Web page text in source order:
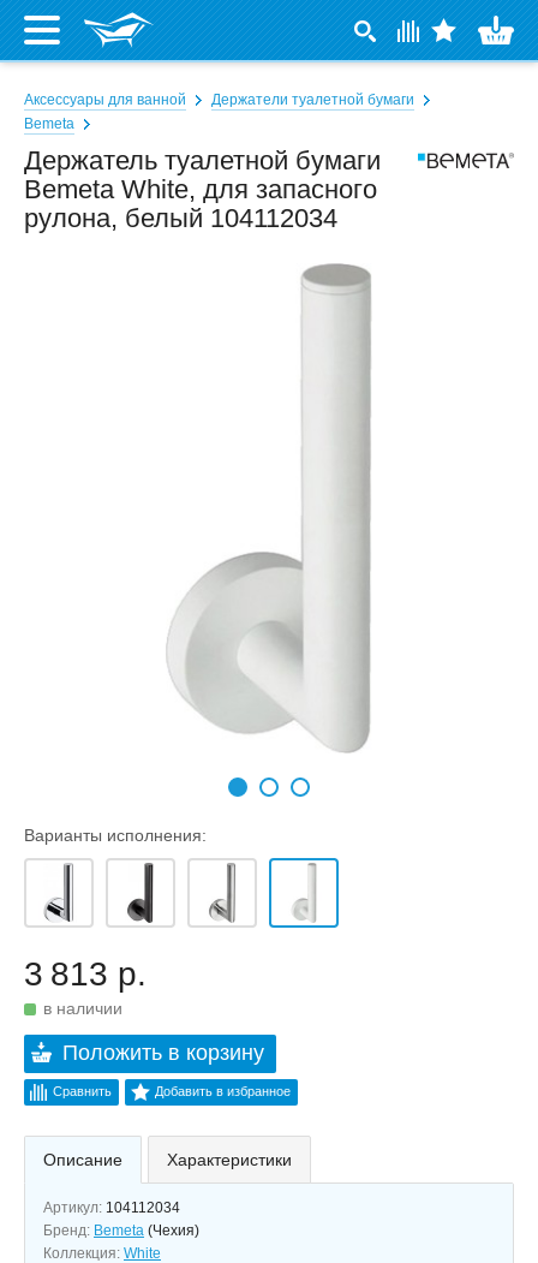
Аксессуары для ванной
Держатели туалетной бумаги
Bemeta
Держатель туалетной бумаги
Bemeta White, для запасного
рулона, белый 104112034
Варианты исполнения:
3 813 р.
в наличии
Положить в корзину
Сравнить Добавить в избранное
Описание Характеристики
Артикул: 104112034
Бренд: Bemeta (Чехия)
Коллекция: White